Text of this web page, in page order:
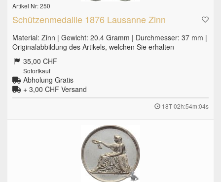
Artikel Nr: 250
Schützenmedaille 1876 Lausanne Zinn
Material: Zinn | Gewicht: 20.4 Gramm | Durchmesser: 37 mm |
Originalabbildung des Artikels, welchen Sie erhalten
35,00 CHF
Sofortkauf
Abholung Gratis
+ 3,00 CHF Versand
18T 02h:54m:03s